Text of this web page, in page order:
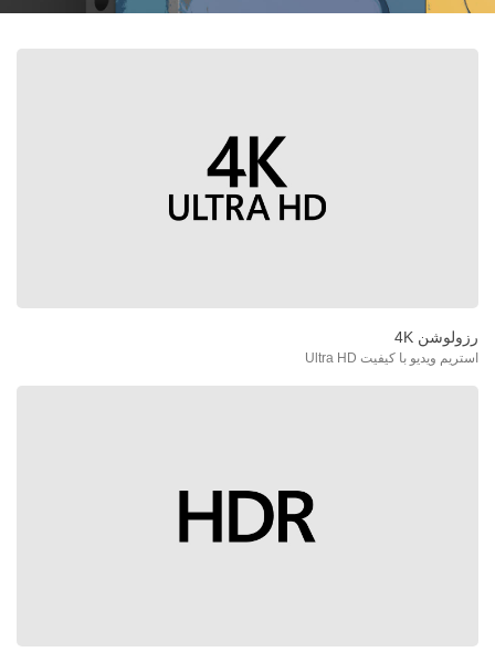
رزولوشن 4K
استریم ویدیو با کیفیت Ultra HD